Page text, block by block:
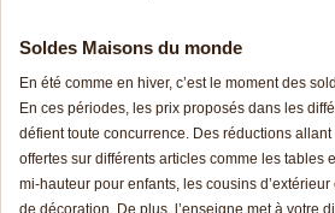
Soldes Maisons du monde
En été comme en hiver, c’est le moment des
En ces périodes, les prix proposés dans les
défient toute concurrence. Des réductions
offertes sur différents articles comme les tables
mi-hauteur pour enfants, les cousins
de décoration. De plus, l’enseigne met à votre